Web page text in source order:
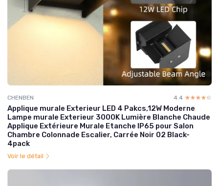
CHENBEN 4.4 ☆☆☆☆☆
★★★★★
Applique murale Exterieur LED 4 Pakcs,12W Moderne
Lampe murale Exterieur 3000K Lumière Blanche Chaude
Applique Extérieure Murale Etanche IP65 pour Salon
Chambre Colonnade Escalier, Carrée Noir 02 Black-
4pack
Voir le détail